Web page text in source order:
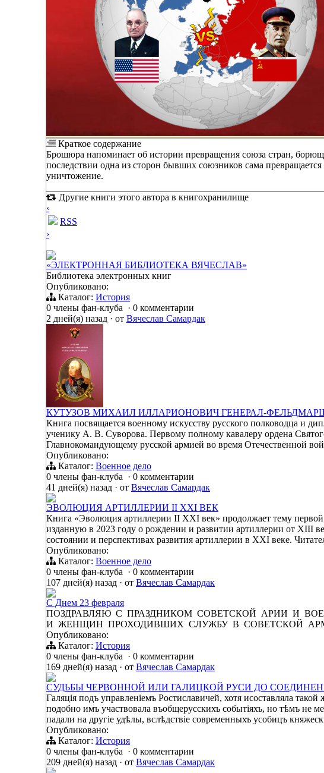
Краткое содержание
Брошюра напоминает об истории превращения союза стран,
последствии одна из сторон бывших союзников сама превращается
уничтожение.
Другие книги этого автора в книгохранилище
‹
RSS
›
«ЭЛЕКТРОННАЯ БИБЛИОТЕКА ВЯЧЕСЛАВ»
Библиотека электронных книг
Опубликовано:
Каталог: История
0 члены фан-клуба · 0 комментарии
2 дней(я) назад · от Вячеслав Самардак
КУТУЗОВ МИХАИЛ ИЛЛАРИОНОВИЧ ГЕНЕРАЛ-
Книга посвящается военному искусству русского полководца и
ученику А. В. Суворова. Первому полному кавалеру ордена
Главнокомандующему русской армией во время Отечественной
Опубликовано:
Каталог: Военное дело
0 члены фан-клуба · 0 комментарии
41 дней(я) назад · от Вячеслав Самардак
ЭВОЛЮЦИЯ АРТИЛЛЕРИИ II XXI ВЕК
Книга «Эволюция артиллерии II XXI век» продолжает тему
изданную в 2023 году о рождении и развитии артиллерии от XIII
состоянии и перспективах развития артиллерии в XXI веке.
Опубликовано:
Каталог: Военное дело
0 члены фан-клуба · 0 комментарии
107 дней(я) назад · от Вячеслав Самардак
С Днем 23 февраля
ПОЗДРАВЛЯЮ С ПРАЗДНИКОМ СОВЕТСКОЙ АРИИ И
И ЖЕНЩИН ПРОХОДИВШИХ СЛУЖБУ В СОВЕТСКОЙ
Опубликовано:
Каталог: История
0 члены фан-клуба · 0 комментарии
169 дней(я) назад · от Вячеслав Самардак
СУДЬБЫ ЧЕРВОННОЙ ИЛИ ГАЛИЦКОЙ РУСИ ДО
Галяція подъ управленіемъ Ростиславичей, хотя исоставляла
подобно имъ участвовала въобщерусскихъ событіяхъ, но тѣмъ не
падали на другіе удѣлы, вслѣдствіе современныхъ усобицъ
Опубликовано:
Каталог: История
0 члены фан-клуба · 0 комментарии
209 дней(я) назад · от Вячеслав Самардак